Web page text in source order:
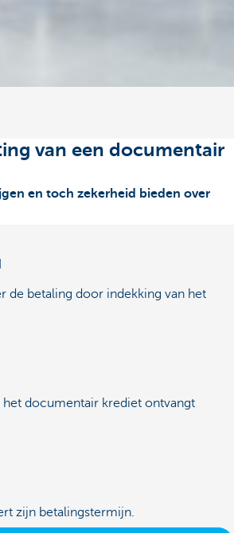
van een documentair
en toch zekerheid bieden over
de betaling door indekking van het
het documentair krediet ontvangt
zijn betalingstermijn.